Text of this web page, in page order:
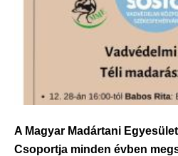
A Magyar Madártani
Csoportja minden évben